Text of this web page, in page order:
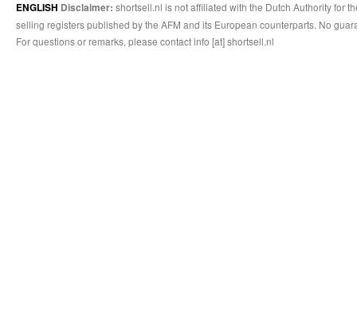
ENGLISH Disclaimer: shortsell.nl is not affiliated with the Dutch Authority for
selling registers published by the AFM and its European counterparts. No
For questions or remarks, please contact info [at] shortsell.nl